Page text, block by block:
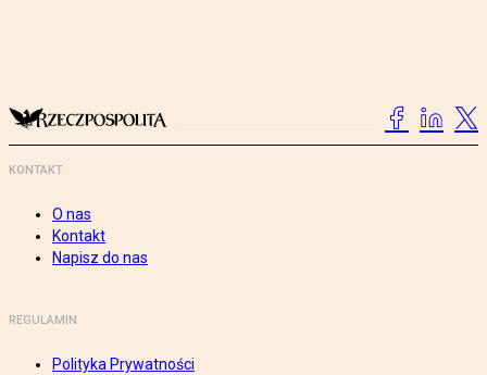
KONTAKT
O nas
Kontakt
Napisz do nas
REGULAMIN
Polityka Prywatności